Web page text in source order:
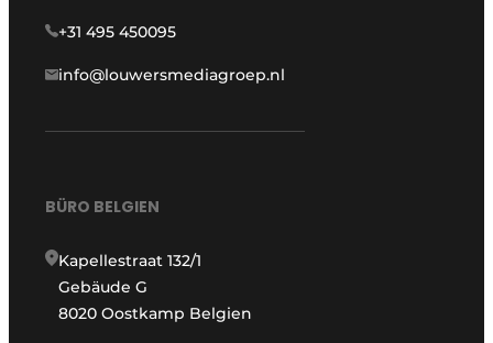
+31 495 450095
info@louwersmediagroep.nl
BÜRO BELGIEN
Kapellestraat 132/1
Gebäude G
8020 Oostkamp Belgien